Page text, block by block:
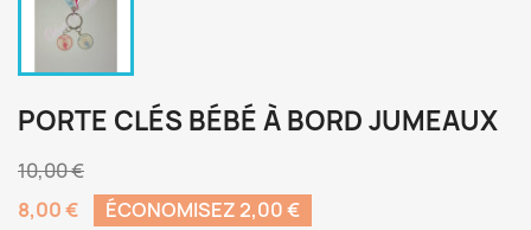
PORTE CLÉS BÉBÉ À BORD JUMEAUX
10,00 €
8,00 €
ÉCONOMISEZ 2,00 €